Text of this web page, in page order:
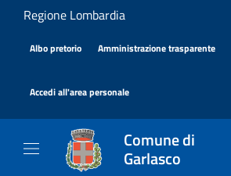
Salta al contenuto principale
Regione Lombardia
Albo pretorio Amministrazione trasparente
Accedi all'area personale
Comune di
Garlasco